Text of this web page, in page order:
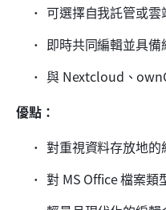
可選擇自我託管或雲
即時共同編輯並具備
與 Nextcloud、
優點：
對重視資料存放地的
對 MS Office 檔案類